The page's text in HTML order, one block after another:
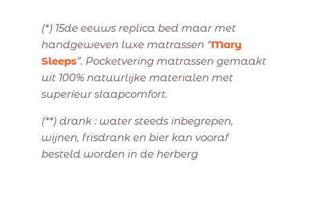
(*) 15de eeuws replica bed maar met
handgeweven luxe matrassen “Mary
Sleeps”. Pocketvering matrassen gemaakt
uit 100% natuurlijke materialen met
superieur slaapcomfort.
(**) drank : water steeds inbegrepen,
wijnen, frisdrank en bier kan vooraf
besteld worden in de herberg